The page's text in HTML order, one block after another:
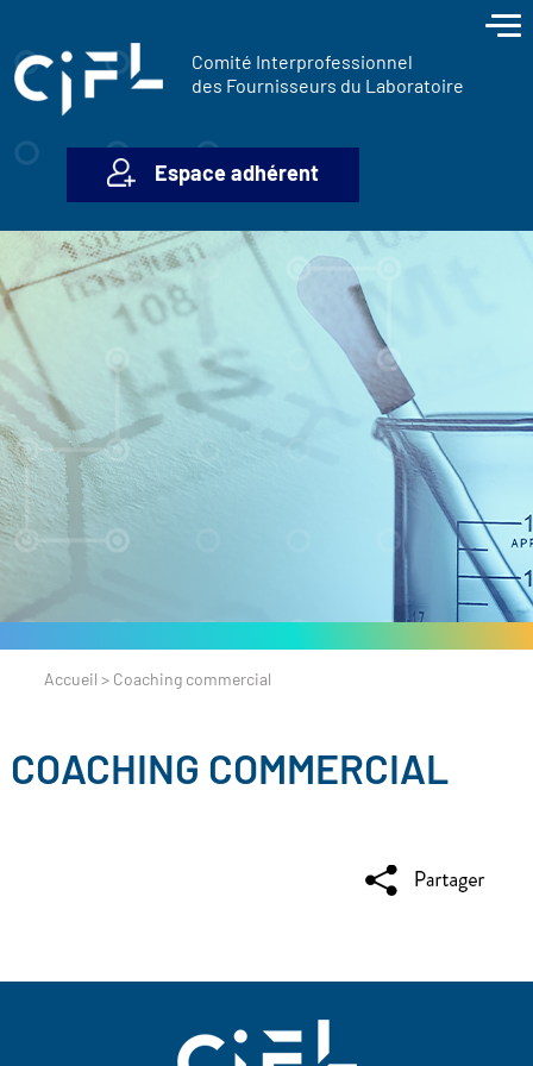
Comité Interprofessionnel
des Fournisseurs du Laboratoire
Espace adhérent
Accueil > Coaching commercial
COACHING COMMERCIAL